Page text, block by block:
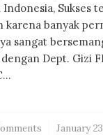
Indonesia, Sukses
karena banyak
sangat
Dept. Gizi
/ January